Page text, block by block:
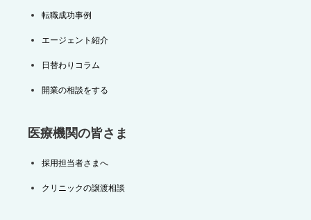
転職成功事例
エージェント紹介
日替わりコラム
開業の相談をする
医療機関の皆さま
採用担当者さまへ
クリニックの譲渡相談